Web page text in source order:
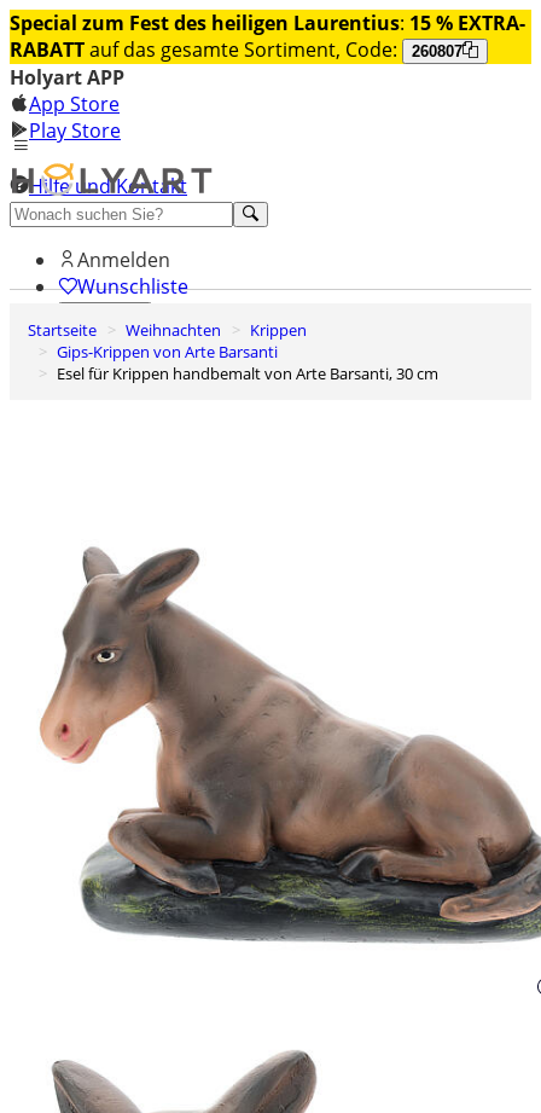
Special zum Fest des heiligen Laurentius: 15 % EXTRA-
RABATTauf das gesamte Sortiment, Code: 260807
Holyart APP
App Store
Play Store
Hilfe und Kontakt
Entdecken Sie Premium
Anmelden
Wunschliste
0
Warenkorb
Startseite Weihnachten
Krippen
Gips-Krippen von Arte Barsanti
Esel für Krippen handbemalt von Arte Barsanti, 30 cm